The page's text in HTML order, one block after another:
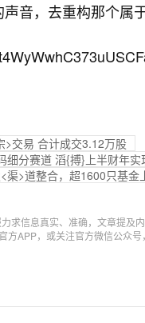
音，去重构那个属
>交易 合计成交3.12万股
细分赛道 滔{搏}上半财年
渠>道整合，超1600只基金
求信息真实、准确，文章提及
方APP，或关注官方微信公众